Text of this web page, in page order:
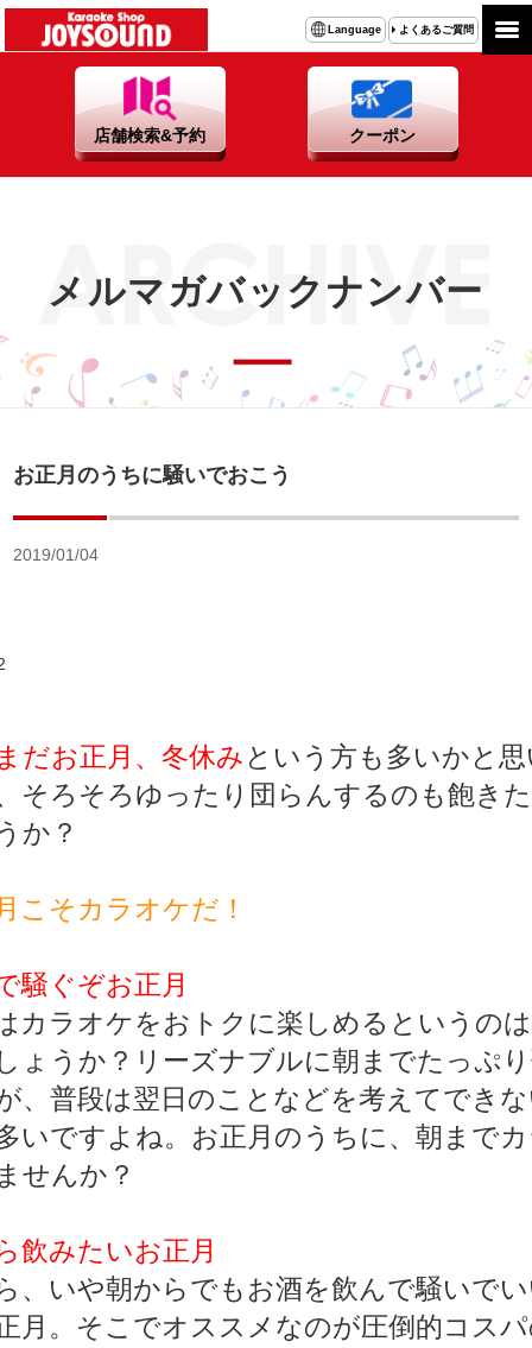
Language よくあるご質問
店舗検索&予約 クーポン
メルマガバックナンバー
お正月のうちに騒いでおこう
2019/01/04
だお正月、冬休み という方も多いかと
そろそろゆったり団らんするのも飽き
か？
こそカラオケだ！
騒ぐぞお正月
カラオケをおトクに楽しめるというの
ょうか？リーズナブルに朝までたっぷ
、普段は翌日のことなどを考えてでき
いですよね。お正月のうちに、朝まで
せんか？
飲みたいお正月
、いや朝からでもお酒を飲んで騒いで
月。そこでオススメなのが圧倒的コス